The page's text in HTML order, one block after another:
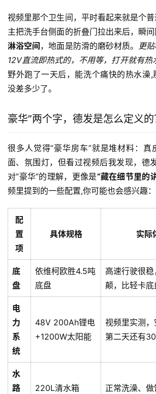
视频里那个卫生间，平时看起来就是个
主把洗手台侧面的折叠门拉出来后，瞬
淋浴空间 ，地面是防滑的磨砂材质。 更
12V直流即热式的，不用等，打开就有热
野外跑了一天后，能洗个痛快的热水澡
没差多少了。
豪华”两个字，德发是怎么定义的
很多人觉得“豪华房车”就是堆材料：真
面、氛围灯，但看过视频后我发现，德
对“豪华”的理解，更像是“藏在细节里的
频里提到的一些配置,你可能也会感兴趣：
配
置
项
具体规格 实际
底
盘
依维柯欧胜4.5吨
底盘
高速行驶很
颠，比轻卡
电
力
系
统
48V 200Ah锂电
+1200W太阳能
视频里实测，
第二天还有
水
路
220L清水箱
正常洗澡、